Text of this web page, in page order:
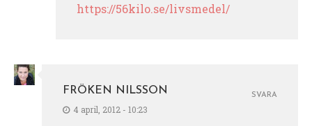
https://56kilo.se/livsmedel/
FRÖKEN NILSSON
4 april, 2012 - 10:23
SVARA